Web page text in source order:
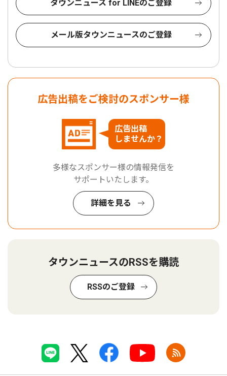
タウンニュース for LINEのご登録
メール版タウンニュースのご登録
広告出稿をご検討のスポンサー様
広告出稿
しませんか？
多様なスポンサー様の情報発信を
サポートいたします。
詳細を見る
タウンニュースのRSSを購読
RSSのご登録